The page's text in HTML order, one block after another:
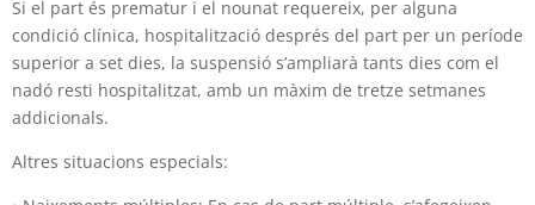
Si el part és prematur i el nounat requereix, per alguna
condició clínica, hospitalització després del part per un període
superior a set dies, la suspensió s’ampliarà tants dies com el
nadó resti hospitalitzat, amb un màxim de tretze setmanes
addicionals.
Altres situacions especials: